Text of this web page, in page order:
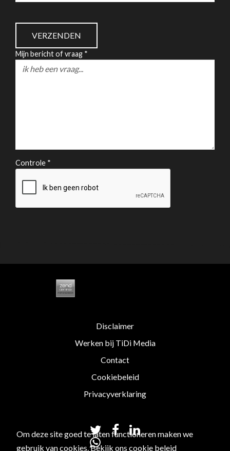
Mijn bericht of vraag *
Controle *
Disclaimer
Werken bij TiDi Media
Contact
Cookiebeleid
Privacyverklaring
Om deze site goed te laten functioneren maken we
gebruik van cookies. Bekijk ons cookie beleid